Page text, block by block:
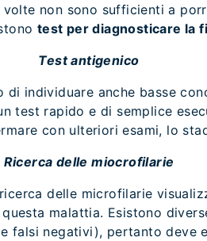
non sono sufficienti a
test per diagnosticare la
Test antigenico
di individuare anche basse
test rapido e di semplice
con ulteriori esami, lo
Ricerca delle miocrofilarie
delle microfilarie
malattia. Esistono
negativi), pertanto deve